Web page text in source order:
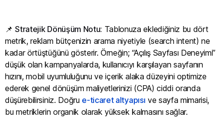
📌Stratejik Dönüşüm Notu: Tablonuza eklediğiniz bu dört
metrik, reklam bütçenizin arama niyetiyle (search intent) ne
kadar örtüştüğünü gösterir. Örneğin; “Açılış Sayfası Deneyimi”
düşük olan kampanyalarda, kullanıcıyı karşılayan sayfanın
hızını, mobil uyumluluğunu ve içerik alaka düzeyini optimize
ederek genel dönüşüm maliyetlerinizi (CPA) ciddi oranda
düşürebilirsiniz. Doğru e-ticaret altyapısı ve sayfa mimarisi,
bu metriklerin organik olarak yüksek kalmasını sağlar.